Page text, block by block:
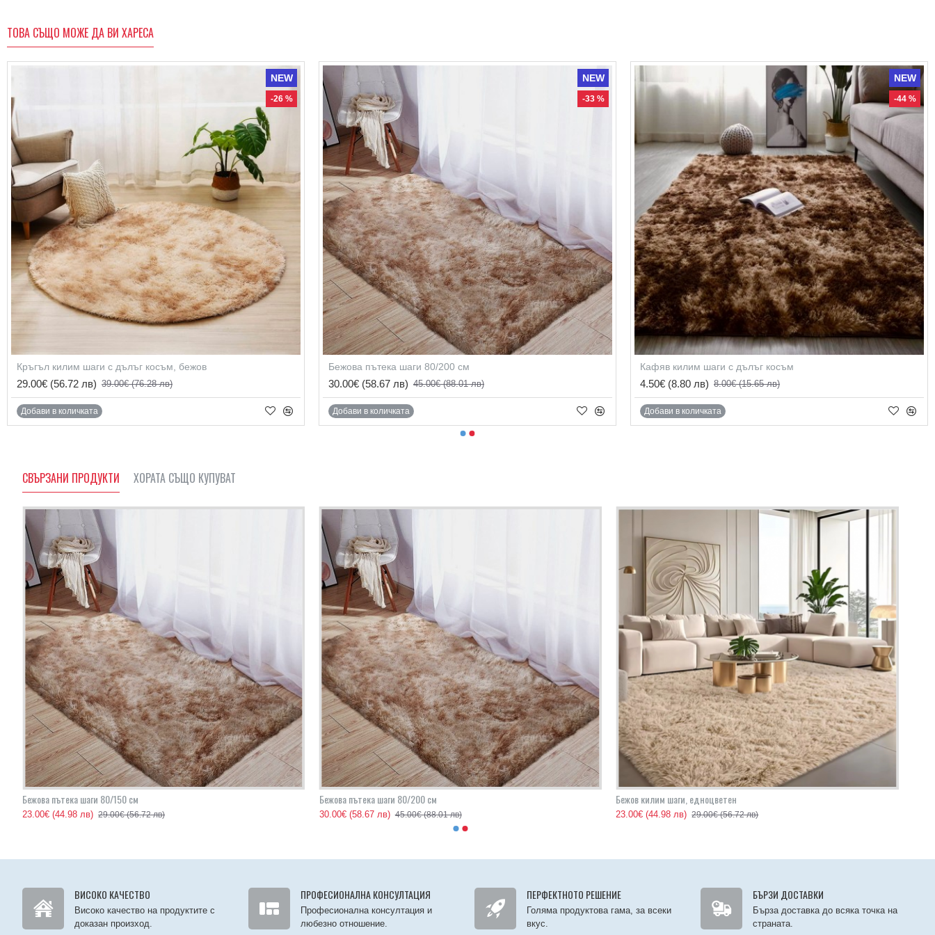
ТОВА СЪЩО МОЖЕ ДА ВИ ХАРЕСА
NEW
-26 %
Кръгъл килим шаги с дълъг косъм, бежов
29.00€ (56.72 лв) 39.00€(76.28 лв)
Добави в количката
NEW
-33 %
Бежовa пътека шаги 80/200 см
30.00€ (58.67 лв) 45.00€(88.01 лв)
Добави в количката
NEW
-44 %
Кафяв килим шаги с дълъг косъм
4.50€ (8.80 лв) 8.00€(15.65 лв)
Добави в количката
СВЪРЗАНИ ПРОДУКТИ ХОРАТА СЪЩО КУПУВАТ
Бежовa пътека шаги 80/150 см
23.00€ (44.98 лв) 29.00€(56.72 лв)
Бежовa пътека шаги 80/200 см
30.00€ (58.67 лв) 45.00€(88.01 лв)
Бежов килим шаги, едноцветен
23.00€(44.98 лв) 29.00€(56.72 лв)
ВИСОКО КАЧЕСТВО
Високо качество на продуктите с
доказан произход.
ПРОФЕСИОНАЛНА КОНСУЛТАЦИЯ
Професионална консултация и
любезно отношение.
ПЕРФЕКТНОТО РЕШЕНИЕ
Голяма продуктова гама, за всеки
вкус.
БЪРЗИ ДОСТАВКИ
Бърза доставка до всяка точка на
страната.